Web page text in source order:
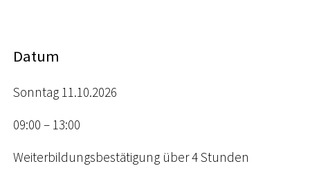
Datum
Sonntag 11.10.2026
09:00 – 13:00
Weiterbildungsbestätigung über 4 Stunden